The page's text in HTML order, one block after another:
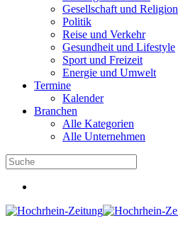
Gesellschaft und Religion
Politik
Reise und Verkehr
Gesundheit und Lifestyle
Sport und Freizeit
Energie und Umwelt
Termine
Kalender
Branchen
Alle Kategorien
Alle Unternehmen